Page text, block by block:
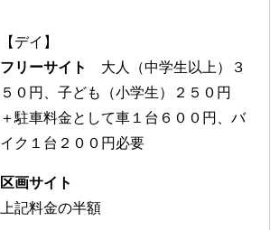
【デイ】
フリーサイト
大人（中学生以上）３
５０円、子ども（小学生）２５０円
＋駐車料金として車１台６００円、バ
イク１台２００円必要
区画サイト
上記料金の半額